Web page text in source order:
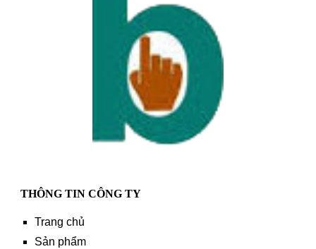
THÔNG TIN CÔNG TY
Trang chủ
Sản phẩm